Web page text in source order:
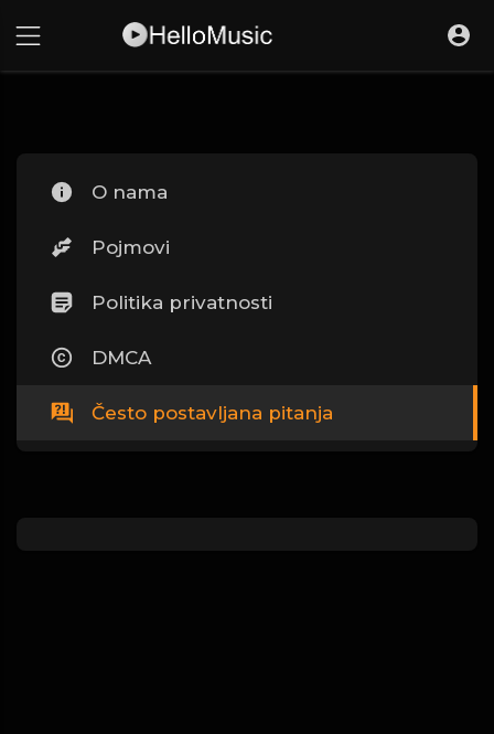
O nama
Pojmovi
Politika privatnosti
DMCA
Često postavljana pitanja